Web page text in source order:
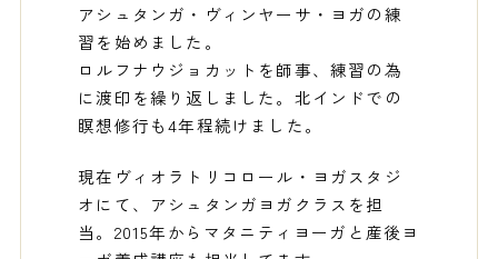
アシュタンガ・ヴィンヤーサ・ヨガの練
習を始めました。
ロルフナウジョカットを師事、練習の為
に渡印を繰り返しました。北インドでの
瞑想修行も4年程続けました。
現在ヴィオラトリコロール・ヨガスタジ
オにて、アシュタンガヨガクラスを担
当。2015年からマタニティヨーガと産後ヨ